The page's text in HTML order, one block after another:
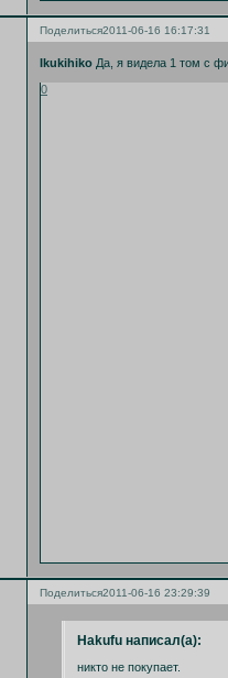
Поделиться2011-06-16 16:17:31
Ikukihiko Да, я видела 1 том с
0
Поделиться2011-06-16 23:29:39
Hakufu написал(а):
никто не покупает.